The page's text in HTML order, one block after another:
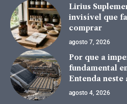
Lirius
invisível que
comprar
agosto 7, 2026
Por que a
fundamental
Entenda neste
agosto 4, 2026